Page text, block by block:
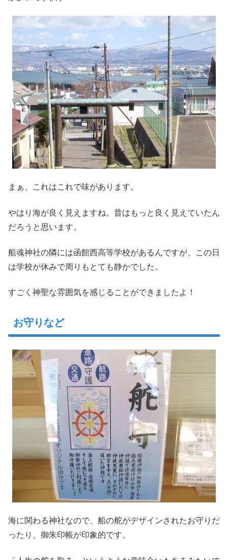
まぁ、これはこれで味があります。
やはり海が良く見えますね。昔はもっと良く見えていたん
だろうと思います。
船魂神社の隣には函館西高等学校があるんですが、この日
は学校が休みで周りもとても静かでした。
すごく神聖な雰囲気を感じることができましたよ！
お守りなど
海に関わる神社なので、船の舵がデザインされたお守りだ
ったり、御朱印帳が印象的です。